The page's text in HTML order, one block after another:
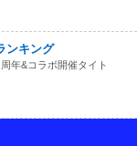
ンキング
年&コラボ開催タイト